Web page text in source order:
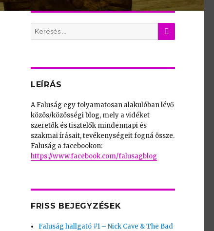
Search
for:
KERES
LEÍRÁS
A Faluság egy folyamatosan alakulóban lévő
közös/közösségi blog, mely a vidéket
szeretők és tisztelők mindennapi és
szakmai írásait, tevékenységeit fogná össze.
Faluság a facebookon:
https://www.facebook.com/falusagblog
FRISS BEJEGYZÉSEK
Faluság hallgató #1 – Nick Cave & The Bad